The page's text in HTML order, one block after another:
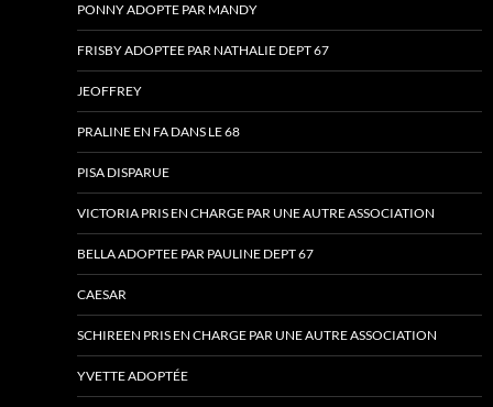
PONNY ADOPTE PAR MANDY
FRISBY ADOPTEE PAR NATHALIE DEPT 67
JEOFFREY
PRALINE EN FA DANS LE 68
PISA DISPARUE
VICTORIA PRIS EN CHARGE PAR UNE AUTRE ASSOCIATION
BELLA ADOPTEE PAR PAULINE DEPT 67
CAESAR
SCHIREEN PRIS EN CHARGE PAR UNE AUTRE ASSOCIATION
YVETTE ADOPTÉE